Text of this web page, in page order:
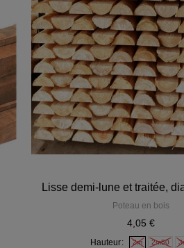
Lisse demi-lune et traitée,
Poteau en bois
4,05 €
Hauteur 2m 2m50